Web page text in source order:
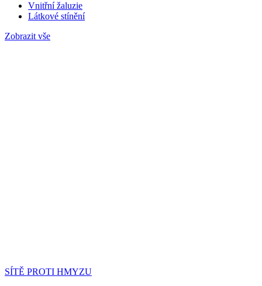
Vnitřní žaluzie
Látkové stínění
Zobrazit vše
SÍTĚ PROTI HMYZU